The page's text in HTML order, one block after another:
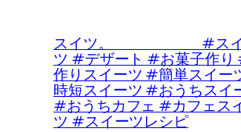
スイツ。 #スイ
ツ #デザート #お菓子作り
作りスイーツ #簡単スイー
時短スイーツ #おうちスイ
#おうちカフェ #カフェス
ツ #スイーツレシピ